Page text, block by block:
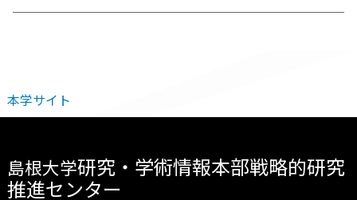
本学サイト
島根大学研究・学術情報本部戦略的研究
推進センター